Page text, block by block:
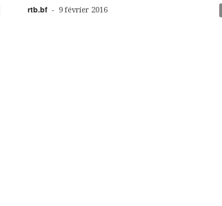
rtb.bf - 9 février 2016